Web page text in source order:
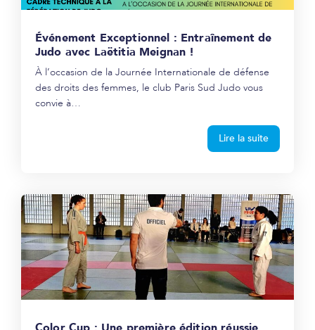
Événement Exceptionnel : Entraînement de
Judo avec Laëtitia Meignan !
À l’occasion de la Journée Internationale de défense
des droits des femmes, le club Paris Sud Judo vous
convie à…
Lire la suite